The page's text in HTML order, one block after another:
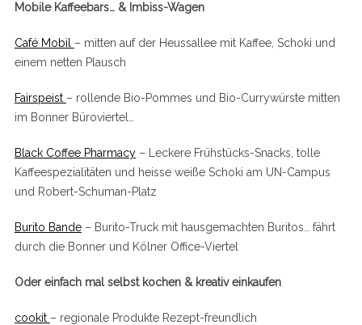
Mobile Kaffeebars… & Imbiss-Wagen
Café Mobil – mitten auf der Heussallee mit Kaffee, Schoki und
einem netten Plausch
Fairspeist – rollende Bio-Pommes und Bio-Currywürste mitten
im Bonner Büroviertel…
Black Coffee Pharmacy– Leckere Frühstücks-Snacks, tolle
Kaffeespezialitäten und heisse weiße Schoki am UN-Campus
und Robert-Schuman-Platz
Burito Bande– Burito-Truck mit hausgemachten Buritos… fährt
durch die Bonner und Kölner Office-Viertel
Oder einfach mal selbst kochen & kreativ einkaufen
cookit – regionale Produkte Rezept-freundlich
e
r
o
r